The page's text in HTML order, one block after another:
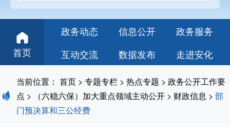
首页
政务动态 信息公开
政务服务
互动交流
数据发布 走进安化
当前位置： 首页 > 专题专栏 > 热点专题 > 政务公开工作要
点 > （六稳六保）加大重点领域主动公开 > 财政信息 > 部
门预决算和三公经费